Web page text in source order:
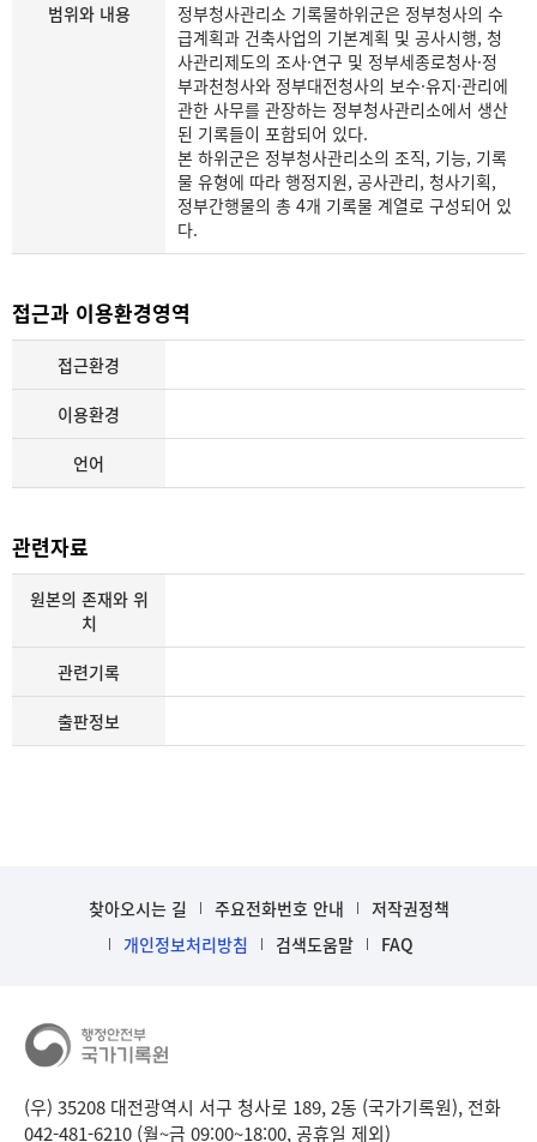
범위와 내용
정부청사관리소 기록물하위군은 정부청사의 수
급계획과 건축사업의 기본계획 및 공사시행, 청
사관리제도의 조사·연구 및 정부세종로청사·정
부과천청사와 정부대전청사의 보수·유지·관리에
관한 사무를 관장하는 정부청사관리소에서 생산
된 기록들이 포함되어 있다.
본 하위군은 정부청사관리소의 조직, 기능, 기록
물 유형에 따라 행정지원, 공사관리, 청사기획,
정부간행물의 총 4개 기록물 계열로 구성되어 있
다.
접근과 이용환경영역
접근환경
이용환경
언어
관련자료
원본의 존재와 위
치
관련기록
출판정보
찾아오시는 길 주요전화번호 안내
저작권정책
개인정보처리방침
검색도움말 FAQ
(우) 35208 대전광역시 서구 청사로 189, 2동 (국가기록원), 전화
042-481-6210 (월~금 09:00~18:00, 공휴일 제외)